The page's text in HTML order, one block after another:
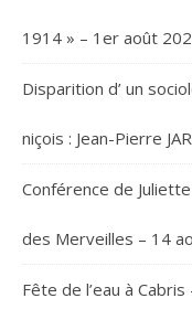
1914 » – 1er août
Disparition d’ un
niçois : Jean-Pierre
Conférence de
des Merveilles – 14
Fête de l’eau à